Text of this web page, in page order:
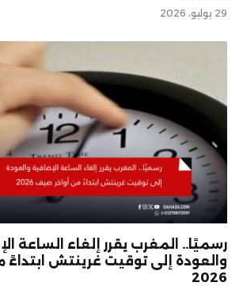
29 يوليو، 2026
رسميًا.. المغرب يقرر إلغاء الساعة
والعودة إلى توقيت غرينتش
2026